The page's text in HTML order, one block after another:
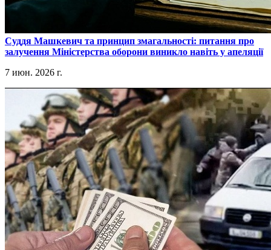
​Суддя Машкевич та принцип змагальності: питання про
залучення Міністерства оборони виникло навіть у апеляції
7 июн. 2026 г.